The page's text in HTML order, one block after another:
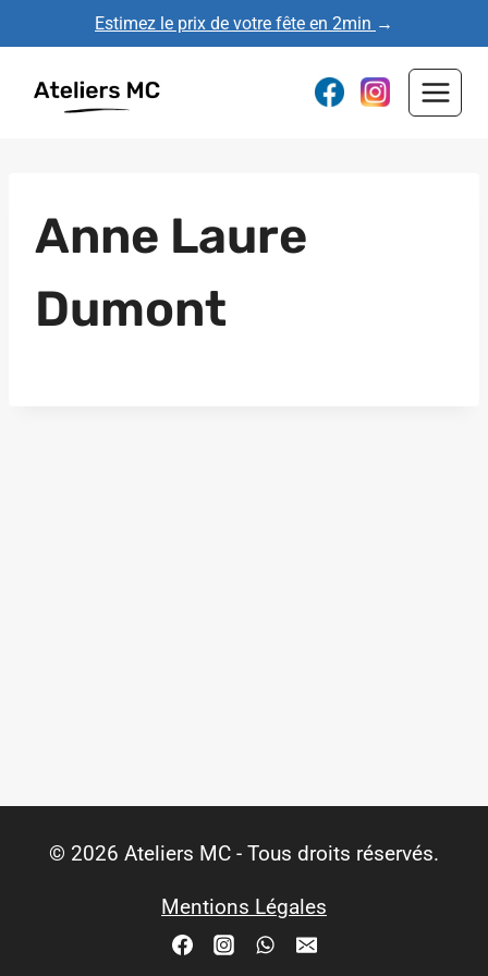
au
contenu
Estimez le prix de votre fête en 2min →
Anne Laure
Dumont
© 2026 Ateliers MC - Tous droits réservés.
Mentions Légales